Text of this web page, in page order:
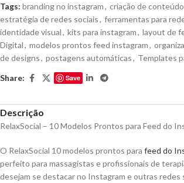
Tags: branding no instagram, criação de conteúdo
estratégia de redes sociais, ferramentas para
identidade visual, kits para instagram, layout de
Digital, modelos prontos feed instagram,
de designs, postagens automáticas, Templates
Share: Save
Descrição
RelaxSocial – 10 Modelos Prontos para Feed do
O RelaxSocial 10 modelos prontos para feed do
perfeito para massagistas e profissionais de
desejam se destacar no Instagram e outras redes